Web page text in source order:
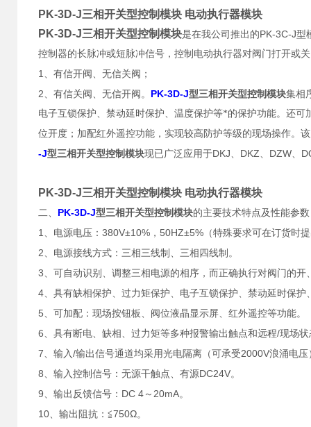
PK-3D-J三相开关型控制模块 电动执行器模块
PK-3D-J三相开关型控制模块是在我公司推出的PK-3C-J型
控制器的长脉冲或短脉冲信号，控制电动执行器对阀门打开或
1 、有信开阀、无信关阀；
2、有信关阀、无信开阀。 PK-3D-J型三相开关型控制模块集相
电子互锁保护、禁动延时保护、温度保护等*的保护功能。还
位开度；加配红外遥控功能，实现较高防护等级的现场操作。
-J型三相开关型控制模块现已广泛应用于DKJ、 DKZ、 DZW、
PK-3D-J三相开关型控制模块 电动执行器模块
二、 PK-3D-J型三相开关型控制模块的主要技术特点及性能参数
1 、电源电压： 380V±10% ， 50HZ±5% （特殊要求可在订货时
2、电源接线方式：三相三线制、三相四线制。
3、可自动识别、调整三相电源的相序，而正确执行对阀门的开
4、具有缺相保护、过力矩保护、电子互锁保护、禁动延时保
5、可加配：现场按钮板、阀位液晶显示屏、红外遥控等功能。
6、具有断电、缺相、过力矩等多种报警输出触点和远程/现场
7、输入/输出信号通道均采用光电隔离（可承受2000V浪涌电压
8、输入控制信号：无源干触点、有源DC24V。
9、输出反馈信号： DC 4 ～ 20mA。
10、输出阻抗： ≦750Ω。